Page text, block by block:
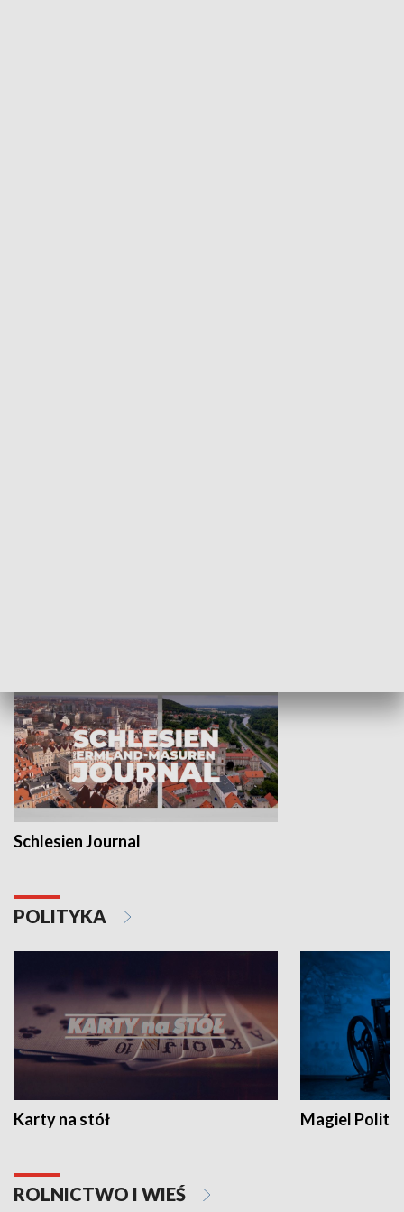
Schlesien Journal
POLITYKA
Karty na stół Magiel
ROLNICTWO I WIEŚ